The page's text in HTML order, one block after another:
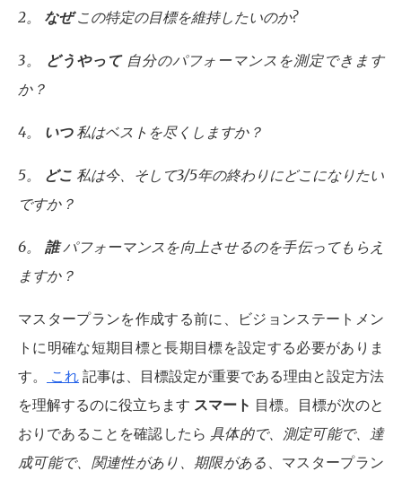
2。 なぜこの特定の目標を維持したいのか?
3。 どうやって自分のパフォーマンスを測定できます
か？
4。 いつ私はベストを尽くしますか？
5。 どこ 私は今、そして3/5年の終わりにどこになりたい
ですか？
6。 誰パフォーマンスを向上させるのを手伝ってもらえ
ますか？
マスタープランを作成する前に、ビジョンステートメン
トに明確な短期目標と長期目標を設定する必要がありま
す。
これ 記事は、目標設定が重要である理由と設定方法
を理解するのに役立ちます スマート 目標。目標が次のと
おりであることを確認したら 具体的で、測定可能で、達
成可能で、関連性があり、期限がある 、マスタープラン